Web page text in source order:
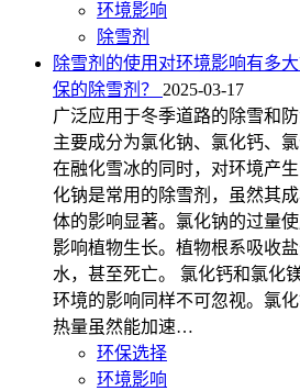
环境影响
除雪剂
除雪剂的使用对环境影响有多
保的除雪剂？
2025-03-17
广泛应用于冬季道路的除雪和
主要成分为氯化钠、氯化钙、
在融化雪冰的同时，对环境产
化钠是常用的除雪剂，虽然其
体的影响显著。氯化钠的过量
影响植物生长。植物根系吸收
水，甚至死亡。 氯化钙和氯化
环境的影响同样不可忽视。氯
热量虽然能加速…
环保选择
环境影响